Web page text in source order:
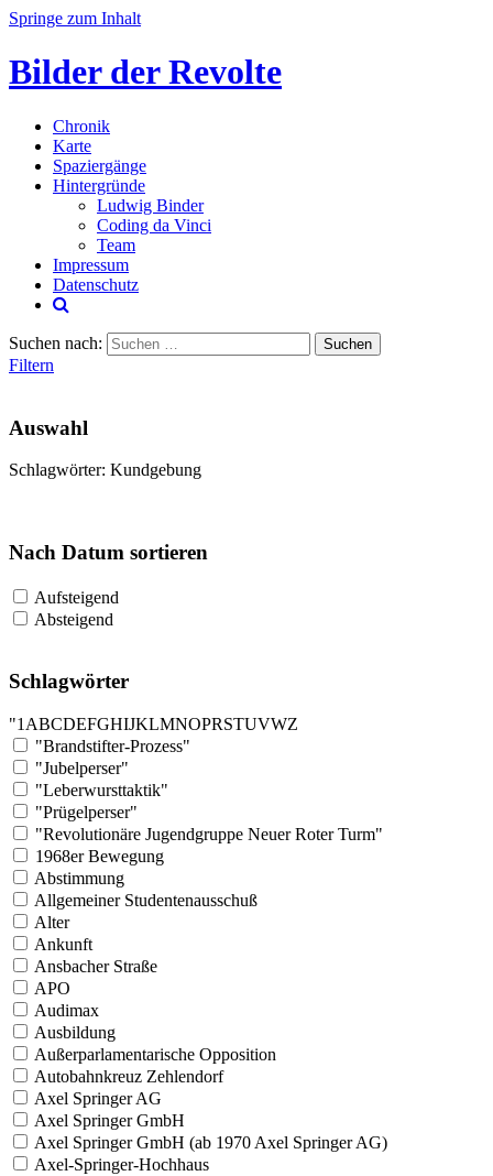
Springe zum Inhalt
Bilder der Revolte
Chronik
Karte
Spaziergänge
Hintergründe
Ludwig Binder
Coding da Vinci
Team
Impressum
Datenschutz
Suchen nach:
Filtern
Auswahl
Schlagwörter: Kundgebung
Nach Datum sortieren
Aufsteigend
Absteigend
Schlagwörter
"1 ABCDEFGHIJKLMNOPRSTUVWZ
"Brandstifter-Prozess"
"Jubelperser"
"Leberwursttaktik"
"Prügelperser"
"Revolutionäre Jugendgruppe Neuer Roter Turm"
1968er Bewegung
Abstimmung
Allgemeiner Studentenausschuß
Alter
Ankunft
Ansbacher Straße
APO
Audimax
Ausbildung
Außerparlamentarische Opposition
Autobahnkreuz Zehlendorf
Axel Springer AG
Axel Springer GmbH
Axel Springer GmbH (ab 1970 Axel Springer AG)
Axel-Springer-Hochhaus